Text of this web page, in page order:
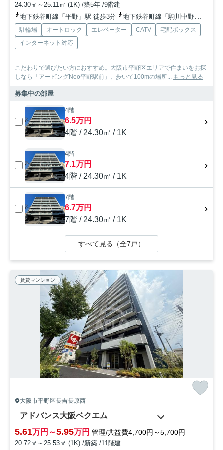
24.30㎡～25.11㎡ (1K) /築5年 /9階建
地下鉄谷町線「平野」駅 徒歩3分
地下鉄谷町線「駒川中野」駅 徒歩17分
駐輪場 オートロック エレベーター CATV
宅配ボックス
インターネット対応
こだわりで選びたい方におすすめ。大阪市平野区エリアで住まいをお探
しなら「アービングNeo平野駅前」。歩いて100mの場所... もっと見る
募集中の部屋
4階
6.5万円
4階 / 24.30㎡ / 1K
4階
7.1万円
4階 / 24.30㎡ / 1K
7階
6.7万円
7階 / 24.30㎡ / 1K
すべて見る（全7戸）
賃貸マンション
大阪市平野区長吉長原西
アドバンス大阪ベクエム
5.61万円～5.95万円 管理/共益費4,700円～5,700円
20.72㎡～25.53㎡ (1K) /新築 /11階建